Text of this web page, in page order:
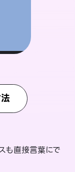
も直接言葉にで